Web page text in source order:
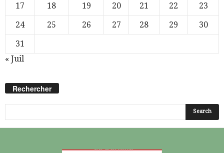
17
18 19 20 21 22
23
24
25 26 27 28 29
30
31
« Juil
Rechercher